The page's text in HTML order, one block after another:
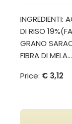
INGREDIENTI:
DI RISO
GRANO
FIBRA DI MELA...
Price: € 3,12